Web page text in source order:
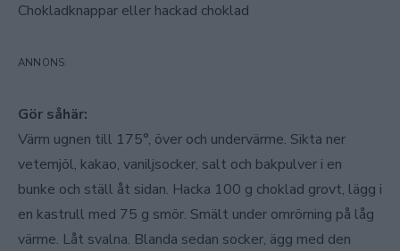
Chokladknappar eller hackad choklad
Gör såhär:
Värm ugnen till 175°, över och undervärme. Sikta ner
vetemjöl, kakao, vaniljsocker, salt och bakpulver i en
bunke och ställ åt sidan. Hacka 100 g choklad grovt, lägg i
en kastrull med 75 g smör. Smält under omrörning på låg
värme. Låt svalna. Blanda sedan socker, ägg med den